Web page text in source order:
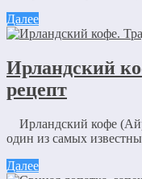
Далее
Ирландский
рецепт
Ирландский кофе
один из самых
Далее